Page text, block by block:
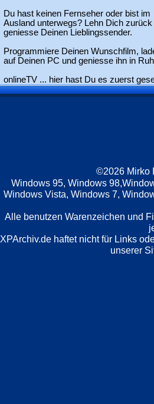
Du hast keinen Fernseher oder bist im
Ausland unterwegs? Lehn Dich zurück
geniesse Deinen Lieblingssender.
Programmiere Deinen Wunschfilm,
auf Deinen PC und geniesse ihn in
onlineTV ... hier hast Du es zuerst
©2026 Mirko
Windows 95, Windows
Windows Vista, Windows 7,
Alle benutzen Warenzeichen und
XPArchiv.de haftet nicht für Links
unserer